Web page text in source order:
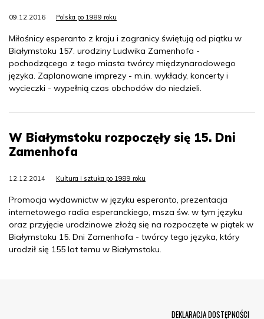
09.12.2016 Polska po 1989 roku
Miłośnicy esperanto z kraju i zagranicy świętują od piątku w
Białymstoku 157. urodziny Ludwika Zamenhofa -
pochodzącego z tego miasta twórcy międzynarodowego
języka. Zaplanowane imprezy - m.in. wykłady, koncerty i
wycieczki - wypełnią czas obchodów do niedzieli.
W Białymstoku rozpoczęły się 15. Dni
Zamenhofa
12.12.2014 Kultura i sztuka po 1989 roku
Promocja wydawnictw w języku esperanto, prezentacja
internetowego radia esperanckiego, msza św. w tym języku
oraz przyjęcie urodzinowe złożą się na rozpoczęte w piątek w
Białymstoku 15. Dni Zamenhofa - twórcy tego języka, który
urodził się 155 lat temu w Białymstoku.
DEKLARACJA DOSTĘPNOŚCI